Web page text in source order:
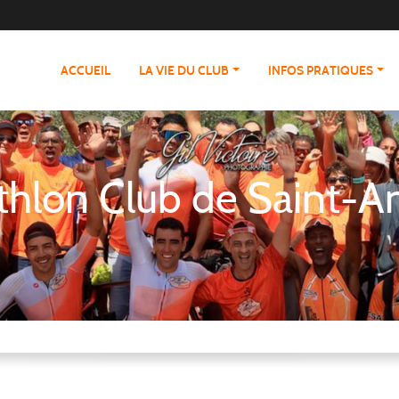
ACCUEIL LA VIE DU CLUB INFOS PRATIQUES
Club de Saint-